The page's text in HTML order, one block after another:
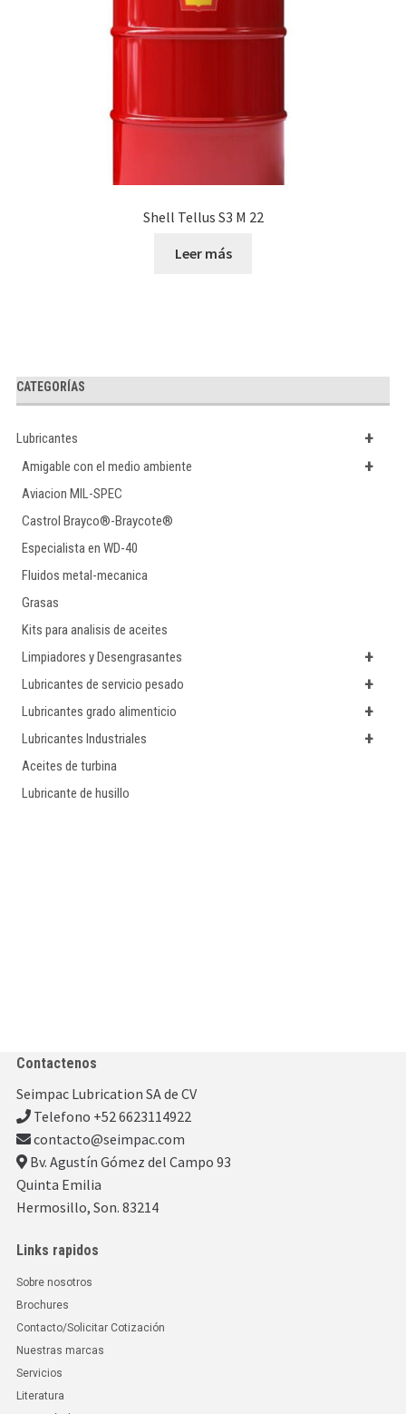
Shell Tellus S3 M 22
Leer más
CATEGORÍAS
+
Lubricantes
+
Amigable con el medio ambiente
Aviacion MIL-SPEC
Castrol Brayco®-Braycote®
Especialista en WD-40
Fluidos metal-mecanica
Grasas
Kits para analisis de aceites
+
Limpiadores y Desengrasantes
+
Lubricantes de servicio pesado
+
Lubricantes grado alimenticio
+
Lubricantes Industriales
Aceites de turbina
Lubricante de husillo
Contactenos
Seimpac Lubrication SA de CV
Telefono +52 6623114922
contacto@seimpac.com
Bv. Agustín Gómez del Campo 93
Quinta Emilia
Hermosillo, Son. 83214
Links rapidos
Sobre nosotros
Brochures
Contacto/Solicitar Cotización
Nuestras marcas
Servicios
Literatura